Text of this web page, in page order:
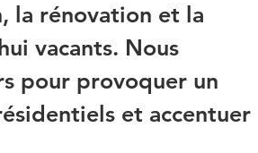
la rénovation et la
vacants. Nous
pour provoquer un
et accentuer